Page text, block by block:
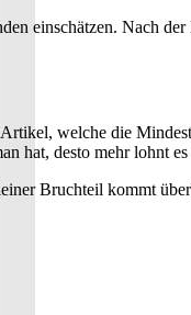
einschätzen. Nach
welche die
hat, desto mehr lohnt
Bruchteil kommt